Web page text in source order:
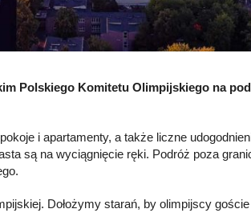
Polskiego Komitetu Olimpijskiego na
i apartamenty, a także liczne
są na wyciągnięcie ręki. Podróż poza
Dołożymy starań, by olimpijscy